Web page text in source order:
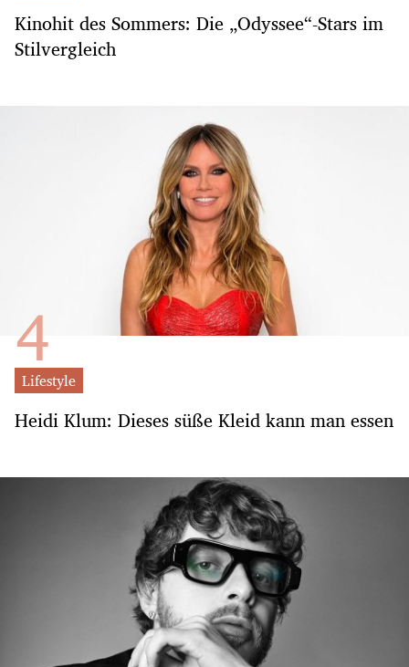
Kinohit des Sommers: Die „Odyssee“-Stars im
Stilvergleich
Lifestyle
Heidi Klum: Dieses süße Kleid kann man essen